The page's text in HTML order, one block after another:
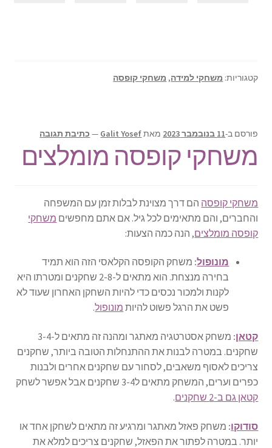
קטגוריות: משחקי למידה, משחקי קופסה
פורסם ב-11 בנובמבר 2023 מאתGalit Yosef
— כתיבת תגובה
משחקי קופסה מומלצים
משחקי קופסה הם דרך מצוינת לבלות זמן עם המשפחה
והחברים, והם מתאימים לכל גיל. אם אתם מחפשים משחקי
קופסה מומלצים, הנה כמה הצעות:
מונופול: משחק הקופסה הקלאסי הזה הוא תמיד
בחירה מנצחת. הוא מתאים ל-2-8 שחקנים ומטרתו היא
לקנות ולמכור נכסים כדי להיות השחקן האחרון שעוד לא
פשט את הרגל פשוט להיות מונופול.
קטאן:
משחק אסטרטגיה מאתגר ומהנה זה מתאים ל-3-4
שחקנים. במטרה לבנות את ההתנחלות הטובה ביותר, שחקנים
צריכים לאסוף משאבים, לסחור עם שחקנים אחרים ולבנות
כפרים וערים, המשחק מתאים ל3-4 שחקנים אבל אפשר לשחק
קטאן גם ב-2 שחקנים
.
סודוקו: משחק פאזל מאתגר ומרגיע זה מתאים לשחקן אחד או
יותר. במטרה לפתור את הפאזל, שחקנים צריכים למלא את